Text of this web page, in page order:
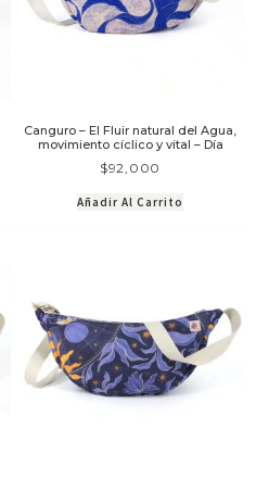
Canguro – El Fluir natural del Agua,
movimiento cíclico y vital – Día
$92,000
Añadir Al Carrito